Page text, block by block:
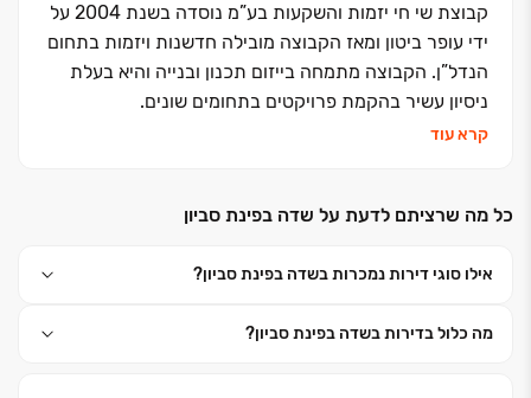
קבוצת שי חי יזמות והשקעות בע”מ נוסדה בשנת 2004 על
ידי עופר ביטון ומאז הקבוצה מובילה חדשנות ויזמות בתחום
הנדל”ן. הקבוצה מתמחה בייזום תכנון ובנייה והיא בעלת
ניסיון עשיר בהקמת פרויקטים בתחומים שונים.
- מגורים והתחדשות עירונית
- מלונאות ובתי אבות
- מסחר משרדים ותעשייה
קרא עוד
כל מה שרציתם לדעת על שדה בפינת סביון
אילו סוגי דירות נמכרות בשדה בפינת סביון?
מה כלול בדירות בשדה בפינת סביון?